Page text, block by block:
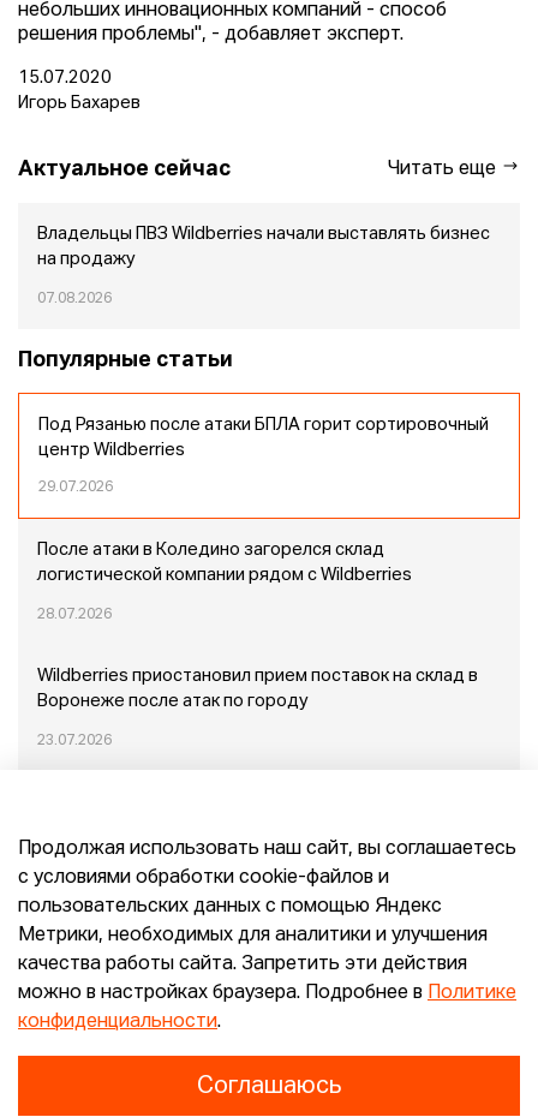
небольших инновационных компаний - способ
решения проблемы", - добавляет эксперт.
15.07.2020
Игорь Бахарев
Актуальное сейчас Читать еще
Владельцы ПВЗ Wildberries начали выставлять бизнес
на продажу
07.08.2026
Популярные статьи
Под Рязанью после атаки БПЛА горит сортировочный
центр Wildberries
29.07.2026
После атаки в Коледино загорелся склад
логистической компании рядом с Wildberries
28.07.2026
Wildberries приостановил прием поставок на склад в
Воронеже после атак по городу
23.07.2026
Конец эпохи маркетплейсов: прогнозы сооснователя
Mr.Doors Максима Валецкого
26.06.2026
КонфиденциальностьСогласие
Продолжая использовать наш сайт, вы соглашаетесь
с условиями обработки cookie-файлов и
пользовательских данных с помощью Яндекс
Метрики, необходимых для аналитики и улучшения
качества работы сайта. Запретить эти действия
можно в настройках браузера. Подробнее в
Политике
конфиденциальности.
Соглашаюсь